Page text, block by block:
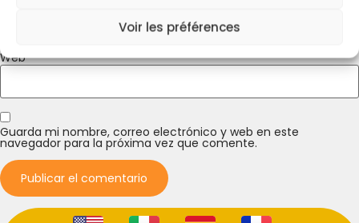
Voir les préférences
Web
Guarda mi nombre, correo electrónico y web en este
navegador para la próxima vez que comente.